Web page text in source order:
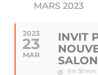
MARS 2023
2023
23
MAR
INVIT
9 h 30 min